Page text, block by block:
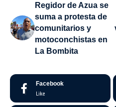
Regidor de Azua se
suma a protesta de
comunitarios y
motoconchistas en
La Bombita
Facebook
Like